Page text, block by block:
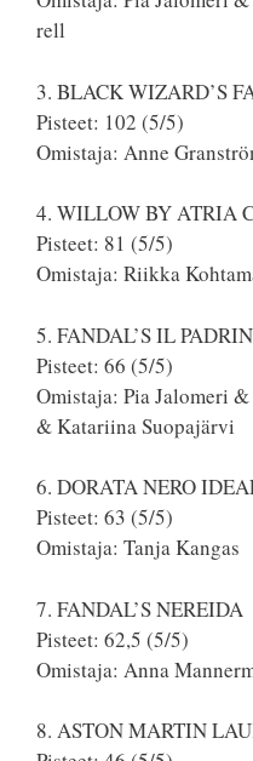
rell
3. BLACK WIZARD’S
Pisteet: 102 (5/5)
Omistaja: Anne
4. WILLOW BY ATRIA
Pisteet: 81 (5/5)
Omistaja: Riikka
5. FANDAL’S IL
Pisteet: 66 (5/5)
Omistaja: Pia Jalomeri
& Katariina Suopajärvi
6. DORATA NERO
Pisteet: 63 (5/5)
Omistaja: Tanja Kangas
7. FANDAL’S NEREIDA
Pisteet: 62,5 (5/5)
Omistaja: Anna
8. ASTON MARTIN